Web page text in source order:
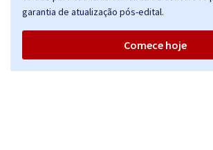
garantia de atualização pós-edital.
Comece hoje